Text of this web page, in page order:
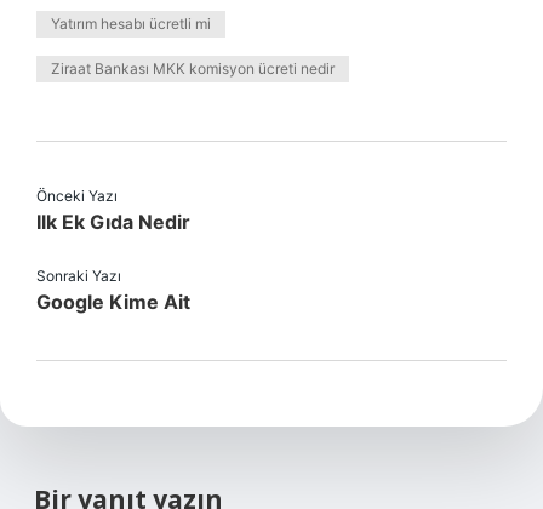
Yatırım hesabı ücretli mi
Ziraat Bankası MKK komisyon ücreti nedir
Önceki Yazı
Ilk Ek Gıda Nedir
Sonraki Yazı
Google Kime Ait
Bir yanıt yazın